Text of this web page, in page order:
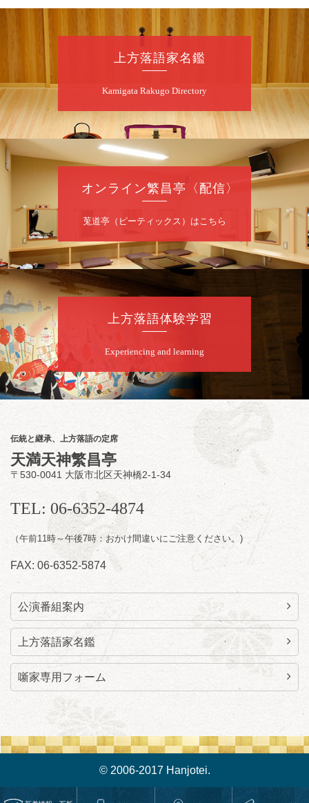
第98回 桂慶枝の早起き寄席～親子の噺
スペシャル～
僧」／桂三実「ワンワン」／桂慶枝「せんた
開演：午前10時（9時30分開場）1F全席指
定 2F全席自由
前売2,000円 当日2,500円 25歳以下前売・
当日共1,000円
お問合せ：落語ファクトリー 0120-874-315
8月 9 日（日）
昼席：番組案内
桂二豆／露の瑞／桂きん太郎／いわみせいじ
（似顔絵）／桂三扇／桂文太～仲入～笑福亭
笑利／笑福亭仁福／幸助福助（漫才）／桂春
若
8月9日（日）
らららのらくご会④
桂雀太「まんじゅうこわい」／桂三度「青
菜」／桂三実「ミュージック野菜ステーショ
ン」／桂九ノ一「胴乱の幸助」／代走みつく
に「なんのこっちゃねんあれこれ」
開演：午後6時（5時30分開場）全席指定
前売3,000円 当日3,500円
お問合せ：らららのらくご会予約事務局
090-6976-1777 email：
lalalanorakugo@gmail.com
上方落語家名鑑
Kamigata Rakugo Directory
オンライン繁昌亭〈配信〉
莵道亭（ピーティックス）はこちら
上方落語体験学習
Experiencing and learning
伝統と継承、上方落語の定席
天満天神繁昌亭
〒530-0041 大阪市北区天神橋2-1-34
TEL: 06-6352-4874
（午前11時～午後7時：おかけ間違いにご注意ください。)
FAX: 06-6352-5874
公演番組案内
上方落語家名鑑
噺家専用フォーム
© 2006-2017 Hanjotei.